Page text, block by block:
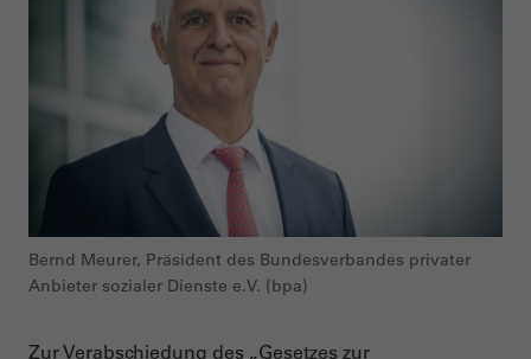
Bernd Meurer, Präsident des Bundesverbandes privater
Anbieter sozialer Dienste e.V. (bpa)
Zur Verabschiedung des „Gesetzes zur